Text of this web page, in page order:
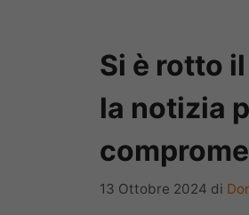
Si è rotto
la notizia
13 Ottobre 2024 di